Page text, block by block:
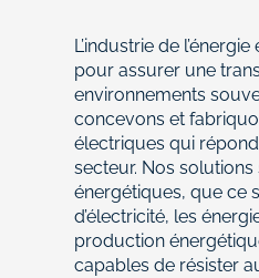
L’industrie de
pour assurer une
environnements
concevons et
électriques qui
secteur. Nos
énergétiques, que ce
d’électricité, les
production
capables de résister